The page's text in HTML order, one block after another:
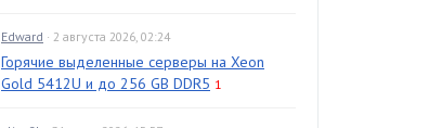
Edward · 2 августа 2026, 02:24
Горячие выделенные серверы на Xeon
Gold 5412U и до 256 GB DDR5 1